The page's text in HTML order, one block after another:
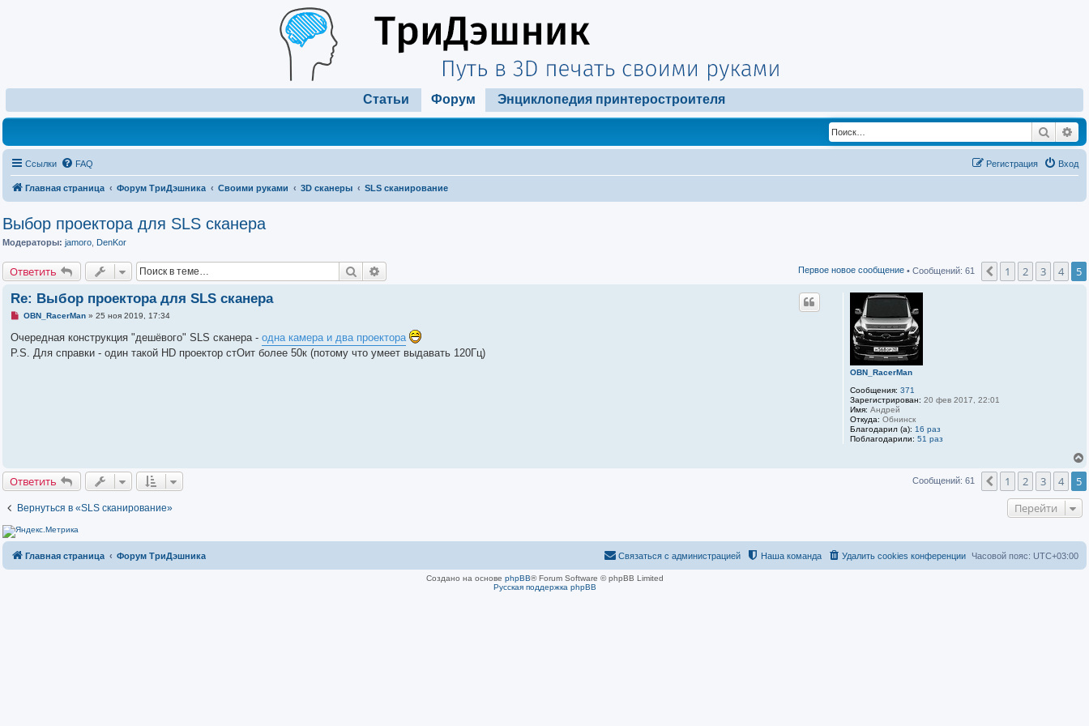
Статьи Форум Энциклопедия принтеростроителя
Поиск
Ссылки FAQ Вход
Регистрация
Главная страница Форум ТриДэшника Своими руками 3D сканеры SLS сканирование
Выбор проектора для SLS сканера
Модераторы: jamoro DenKor
Ответить Поиск Первое новое сообщение • Сообщений: 61 Пред.
1 2 3 4 5
OBN_RacerMan
Сообщения: 371
Зарегистрирован: 20 фев 2017, 22:01
Имя: Андрей
Откуда: Обнинск
Благодарил (а): 16 раз
Поблагодарили: 51 раз
Re: Выбор проектора для SLS сканера
Н
п
р
о
б
щ
е
и
OBN_RacerMan» 25 ноя 2019, 17:34
Очередная конструкция "дешёвого" SLS сканера - одна камера и два проектора
P.S. Для справки - один такой HD проектор стОит более 50к (потому что умеет выдавать 120Гц)
Ответить Сообщений: 61 Пред.
1 2 3 4 5
Вернуться в «SLS сканирование» Перейти
Главная страница Форум ТриДэшника Часовой пояс: UTC+03:00
Удалить cookies конференции
Наша команда
Связаться с администрацией
Создано на основе phpBB® Forum Software © phpBB Limited
Русская поддержка phpBB